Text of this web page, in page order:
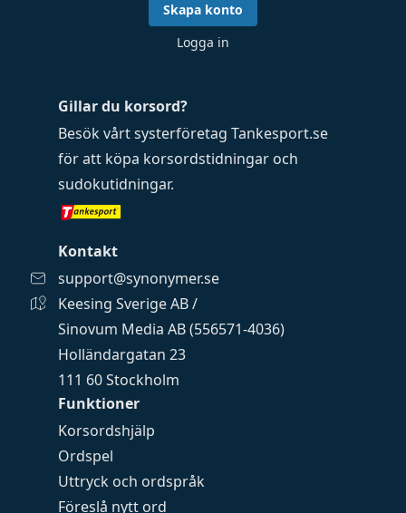
Funktioner
Korsordshjälp
Ordspel
Uttryck och ordspråk
Föreslå nytt ord
Gillar du korsord?
Besök vårt systerföretag Tankesport.se
för att köpa korsordstidningar och
sudokutidningar.
Kontakt
support@synonymer.se
Keesing Sverige AB /
Sinovum Media AB (556571-4036)
Holländargatan 23
111 60 Stockholm
Skapa konto
Logga in